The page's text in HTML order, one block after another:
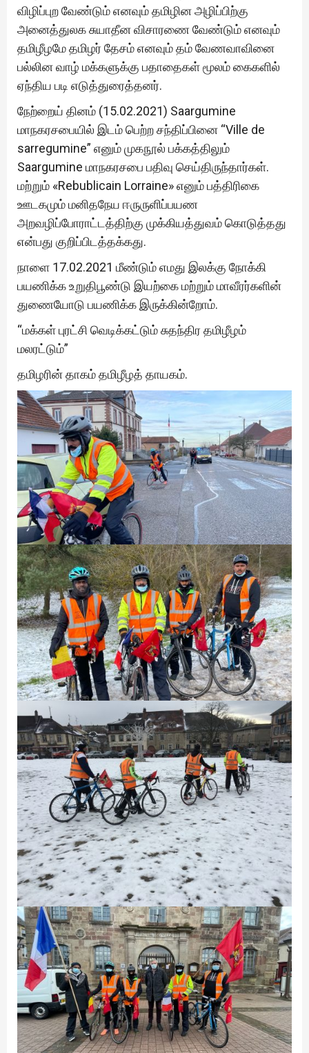
விழிப்புற வேண்டும் எனவும் தமிழின அழிப்பிற்கு
அனைத்துலக சுயாதீன விசாரணை வேண்டும் எனவும்
தமிழீழமே தமிழர் தேசம் எனவும் தம் வேணவாவினை
பல்லின வாழ் மக்களுக்கு பதாதைகள் மூலம் கைகளில்
ஏந்திய படி எடுத்துரைத்தனர்.
நேற்றைய் தினம் (15.02.2021) Saargumine
மாநகரசபையில் இடம் பெற்ற சந்திப்பினை “Ville de
sarregumine” எனும் முகநூல் பக்கத்திலும்
Saargumine மாநகரசபை பதிவு செய்திருந்தார்கள்.
மற்றும் «Rebublicain Lorraine» எனும் பத்திரிகை
ஊடகமும் மனிதநேய ஈருருளிப்பயண
அறவழிப்போராட்டத்திற்கு முக்கியத்துவம் கொடுத்தது
என்பது குறிப்பிடத்தக்கது.
நாளை 17.02.2021 மீண்டும் எமது இலக்கு நோக்கி
பயணிக்க உறுதிபூண்டு இயற்கை மற்றும் மாவீரர்களின்
துணையோடு பயணிக்க இருக்கின்றோம்.
“மக்கள் புரட்சி வெடிக்கட்டும் சுதந்திர தமிழீழம்
மலரட்டும்”
தமிழரின் தாகம் தமிழீழத் தாயகம்.